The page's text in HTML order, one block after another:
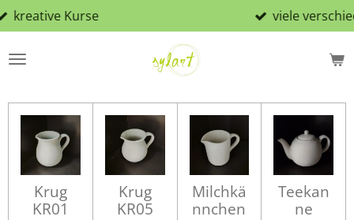
Zum
Hauptinhalt
springen
viele verschiedene
Krug
KR01
Krug
KR05
Milchkä
nnchen
Teekan
ne